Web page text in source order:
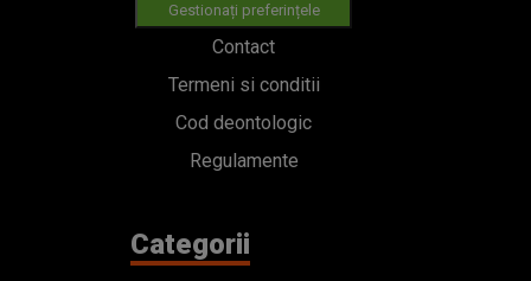
Gestionați preferințele
Contact
Termeni si conditii
Cod deontologic
Regulamente
Categorii